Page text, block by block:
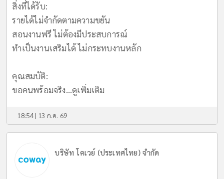
​สิ่งที่ได้รับ:
รายได้ไม่จำกัดตามความขยัน
สอนงานฟรี ไม่ต้องมีประสบการณ์
ทำเป็นงานเสริมได้ ไม่กระทบงานหลัก
​คุณสมบัติ:
ขอคนพร้อมจริง...ดูเพิ่มเติม
18:54 | 13 ก.ค. 69
บริษัท โคเวย์ (ประเทศไทย) จำกัด